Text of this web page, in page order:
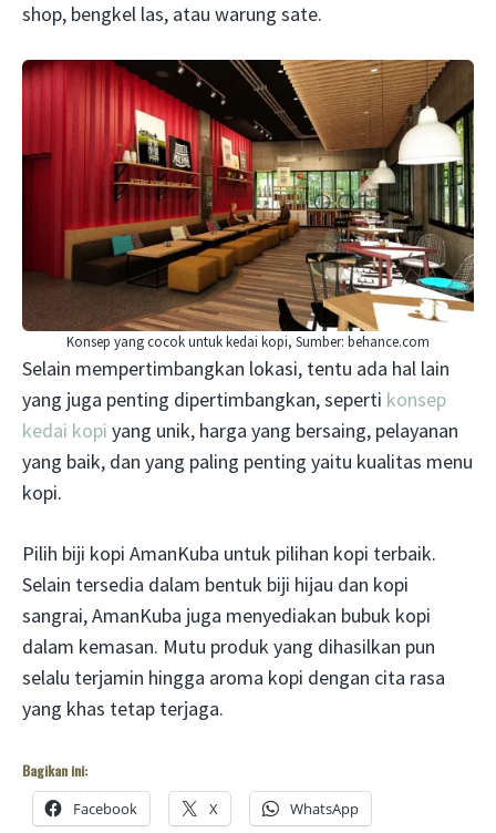
shop, bengkel las, atau warung sate.
Konsep yang cocok untuk kedai kopi, Sumber: behance.com
Selain mempertimbangkan lokasi, tentu ada hal lain
yang juga penting dipertimbangkan, seperti konsep
kedai kopi yang unik, harga yang bersaing, pelayanan
yang baik, dan yang paling penting yaitu kualitas menu
kopi.
Pilih biji kopi AmanKuba untuk pilihan kopi terbaik.
Selain tersedia dalam bentuk biji hijau dan kopi
sangrai, AmanKuba juga menyediakan bubuk kopi
dalam kemasan. Mutu produk yang dihasilkan pun
selalu terjamin hingga aroma kopi dengan cita rasa
yang khas tetap terjaga.
Bagikan ini:
Facebook X WhatsApp